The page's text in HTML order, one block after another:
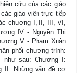
cứu của các giáo
giáo viên trực tiếp
chương I, II, III, VI,
IV - Nguyền Thị
V - Phạm Xuân
phối chương trình:
như sau: Chương I:
II: Những vấn đề cơ